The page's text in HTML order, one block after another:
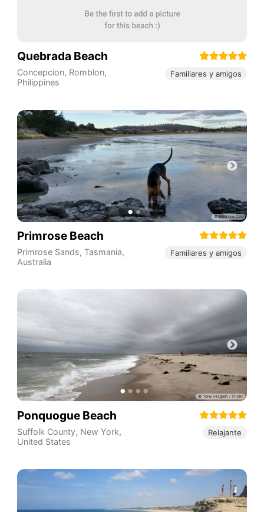
Quebrada Beach
Concepcion, Romblon,
Philippines
Familiares y amigos
Primrose Beach
Primrose Sands, Tasmania,
Australia
Familiares y amigos
Ponquogue Beach
Suffolk County, New York,
United States
Relajante